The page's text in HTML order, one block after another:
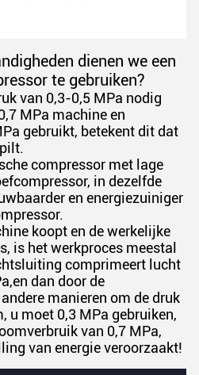
dienen we een
te gebruiken?
van 0,3-0,5 MPa nodig
MPa machine en
gebruikt, betekent dit dat
compressor met lage
in dezelfde
en energiezuiniger
koopt en de werkelijke
is het werkproces meestal
comprimeert lucht
dan door de
manieren om de druk
u moet 0,3 MPa gebruiken,
van 0,7 MPa,
van energie veroorzaakt!